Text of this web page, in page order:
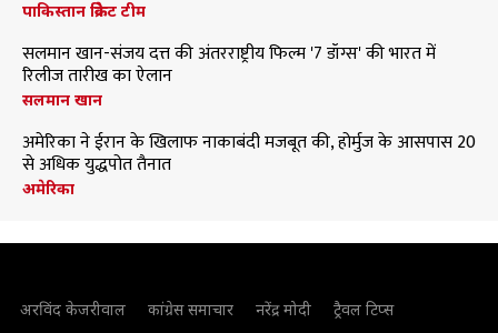
पाकिस्तान क्रिकेट टीम
सलमान खान-संजय दत्त की अंतरराष्ट्रीय फिल्म '7 डॉग्स' की भारत में
रिलीज तारीख का ऐलान
सलमान खान
अमेरिका ने ईरान के खिलाफ नाकाबंदी मजबूत की, होर्मुज के आसपास 20
से अधिक युद्धपोत तैनात
अमेरिका
अरविंद केजरीवाल कांग्रेस समाचार नरेंद्र मोदी ट्रैवल टिप्स